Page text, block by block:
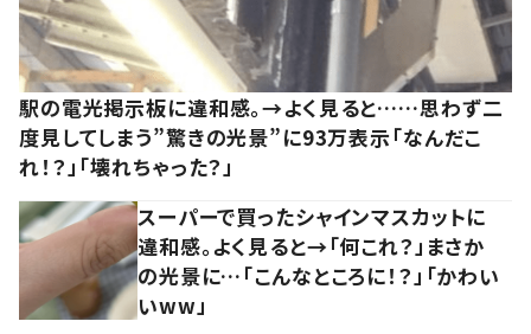
駅の電光掲示板に違和感。→よく見ると……思わず二
度見してしまう”驚きの光景”に93万表示「なんだこ
れ！？」「壊れちゃった？」
スーパーで買ったシャインマスカットに
違和感。よく見ると→「何これ？」まさか
の光景に…「こんなところに！？」「かわい
いww」